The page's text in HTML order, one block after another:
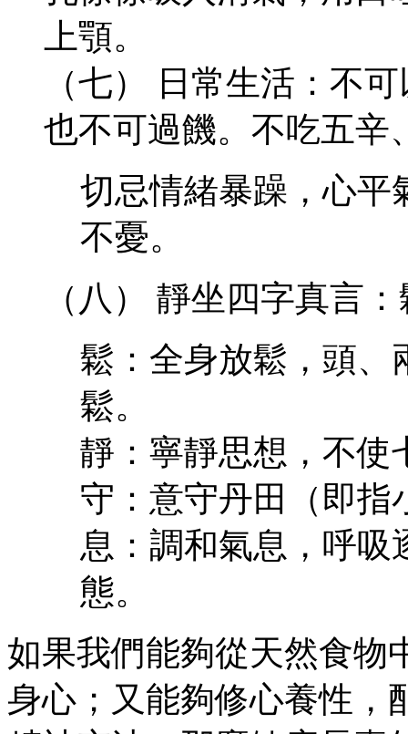
上顎。
（七） 日常生活：不
也不可過饑。不吃五辛
切忌情緒暴躁，心平
不憂。
（八） 靜坐四字真言
鬆：全身放鬆，頭、
鬆。
靜：寧靜思想，不使
守：意守丹田（即指
息：調和氣息，呼吸
態。
如果我們能夠從天然食物
身心；又能夠修心養性，